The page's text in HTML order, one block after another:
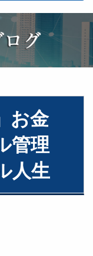
お金
管理
人生